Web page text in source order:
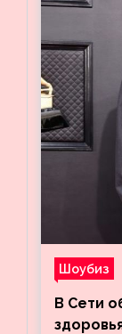
Шоубиз
В Сети